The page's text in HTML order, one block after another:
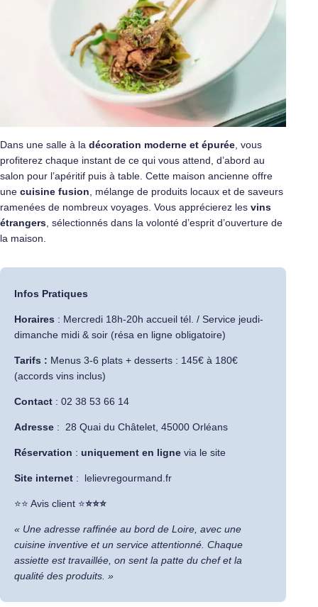
Dans une salle à la décoration moderne et épurée , vous
profiterez chaque instant de ce qui vous attend, d’abord au
salon pour l’apéritif puis à table. Cette maison ancienne offre
une cuisine fusion , mélange de produits locaux et de saveurs
ramenées de nombreux voyages. Vous apprécierez les vins
étrangers , sélectionnés dans la volonté d’esprit d’ouverture de
la maison.
Infos Pratiques
Horaires : Mercredi 18h-20h accueil tél. / Service jeudi-
dimanche midi & soir (résa en ligne obligatoire)
Tarifs : Menus 3-6 plats + desserts : 145€ à 180€
(accords vins inclus)
Contact : 02 38 53 66 14
Adresse : 28 Quai du Châtelet, 45000 Orléans
Réservation : uniquement en ligne via le site
Site internet : lelievregourmand.fr
​⭐⭐ Avis client ⭐⭐⭐⭐
« Une adresse raffinée au bord de Loire, avec une
cuisine inventive et un service attentionné. Chaque
assiette est travaillée, on sent la patte du chef et la
qualité des produits. »